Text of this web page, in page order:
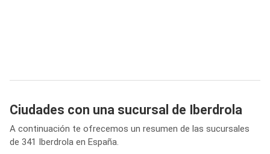
Ciudades con una sucursal de Iberdrola
A continuación te ofrecemos un resumen de las sucursales
de 341 Iberdrola en España.